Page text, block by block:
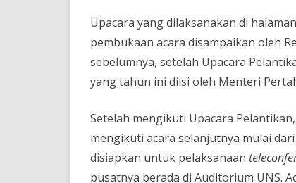
Upacara yang dilaksanakan di
pembukaan acara disampaikan oleh
sebelumnya, setelah Upacara
yang tahun ini diisi oleh Menteri
Setelah mengikuti Upacara
mengikuti acara selanjutnya mulai
disiapkan untuk pelaksanaan
pusatnya berada di Auditorium UNS.